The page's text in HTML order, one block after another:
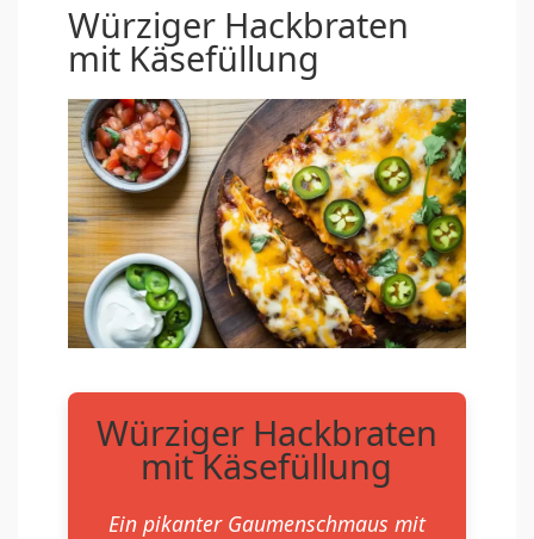
Würziger Hackbraten
mit Käsefüllung
Würziger Hackbraten
mit Käsefüllung
Ein pikanter Gaumenschmaus mit